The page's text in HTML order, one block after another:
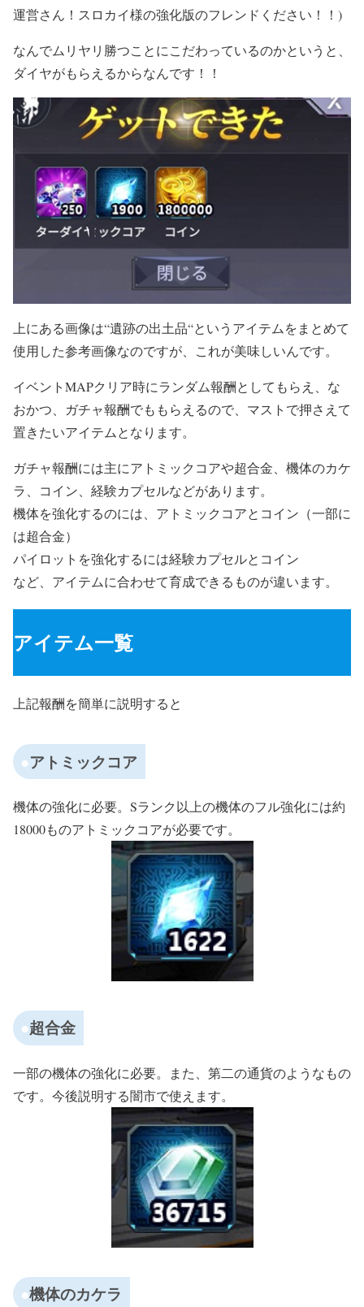
運営さん！スロカイ様の強化版のフレンドください！！)
なんでムリヤリ勝つことにこだわっているのかというと、
ダイヤがもらえるからなんです！！
上にある画像は“遺跡の出土品“というアイテムをまとめて
使用した参考画像なのですが、これが美味しいんです。
イベントMAPクリア時にランダム報酬としてもらえ、な
おかつ、ガチャ報酬でももらえるので、マストで押さえて
置きたいアイテムとなります。
ガチャ報酬には主にアトミックコアや超合金、機体のカケ
ラ、コイン、経験カプセルなどがあります。
機体を強化するのには、アトミックコアとコイン（一部に
は超合金）
パイロットを強化するには経験カプセルとコイン
など、アイテムに合わせて育成できるものが違います。
アイテム一覧
上記報酬を簡単に説明すると
アトミックコア
機体の強化に必要。Sランク以上の機体のフル強化には約
18000ものアトミックコアが必要です。
超合金
一部の機体の強化に必要。また、第二の通貨のようなもの
です。今後説明する闇市で使えます。
機体のカケラ